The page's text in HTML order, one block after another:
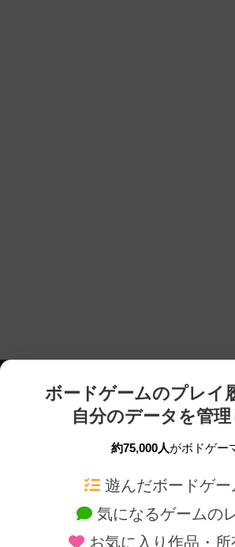
ボードゲームのプレイ
自分のデータを管
約75,000人がボドゲー
遊んだボードゲ
気になるゲームの
お気に入り作品・
ボードゲームを検索する